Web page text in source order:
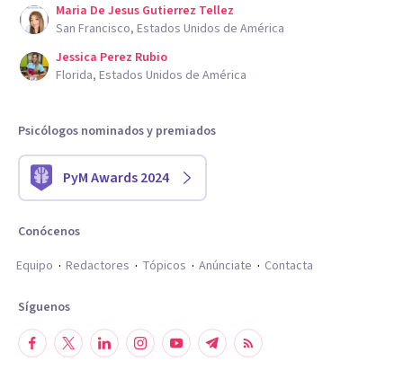
Maria De Jesus Gutierrez Tellez
San Francisco, Estados Unidos de América
Jessica Perez Rubio
Florida, Estados Unidos de América
Psicólogos nominados y premiados
PyM Awards 2024
Conócenos
Equipo
Redactores Tópicos Anúnciate Contacta
Síguenos